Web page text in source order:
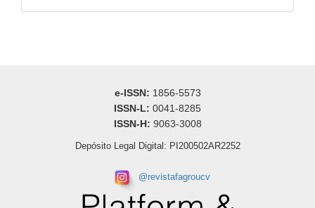
e-ISSN: 1856-5573
ISSN-L: 0041-8285
ISSN-H: 9063-3008
Depósito Legal Digital: PI200502AR2252
@revistafagroucv